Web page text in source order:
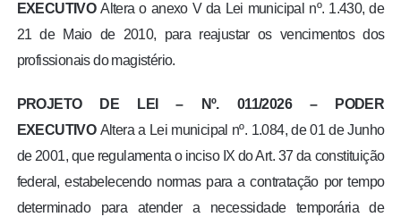
EXECUTIVOAltera o anexo V da Lei municipal nº. 1.430, de
21 de Maio de 2010, para reajustar os vencimentos dos
profissionais do magistério.
PROJETO DE LEI – Nº. 011/2026 – PODER
EXECUTIVO Altera a Lei municipal nº. 1.084, de 01 de Junho
de 2001, que regulamenta o inciso IX do Art. 37 da constituição
federal, estabelecendo normas para a contratação por tempo
determinado para atender a necessidade temporária de